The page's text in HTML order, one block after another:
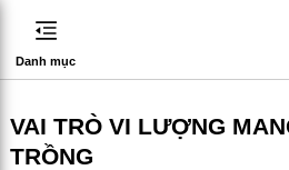
Danh mục
VAI TRÒ VI LƯỢNG
TRỒNG